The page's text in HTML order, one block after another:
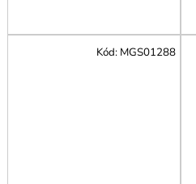
Kód: MGS01288